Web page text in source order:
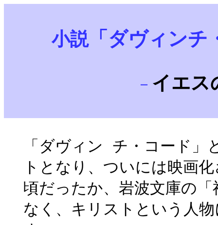
小説「ダヴィンチ
－ イエス
「ダヴィン チ・コード」
トとなり、ついには映画
頃だったか、岩波文庫の
なく、キリストという人